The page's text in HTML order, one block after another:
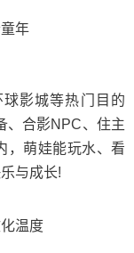
年
影城等热门目的
、合影NPC、住主
，萌娃能玩水、看
与成长!
温度